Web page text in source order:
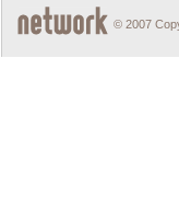
© 2007